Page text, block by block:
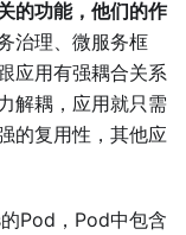
的功能，他们的作
治理、微服务框
应用有强耦合关系
解耦，应用就只需
的复用性，其他应
Pod，Pod中包含